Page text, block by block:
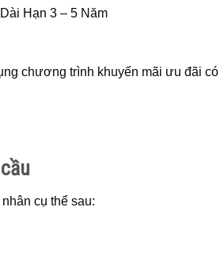
Hạn 3 – 5 Năm
chương trình khuyến mãi ưu đãi có
cụ thể sau: